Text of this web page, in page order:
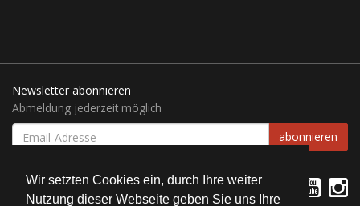
Wir setzten Cookies ein, durch Ihre weiter
Nutzung dieser Webseite geben Sie uns Ihre
Newsletter abonnieren
Abmeldung jederzeit möglich
EMAIL-
ADRESSE
abonnieren